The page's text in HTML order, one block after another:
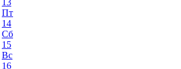
13
Пт
14
Сб
15
Вс
16